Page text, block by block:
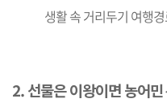
생활 속 거리두기 여행
2. 선물은 이왕이면 농어민·